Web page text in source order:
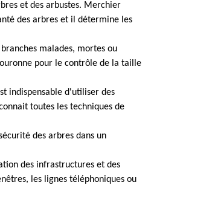
et des arbustes. Merchier
des arbres et il détermine les
malades, mortes ou
pour le contrôle de la taille
indispensable d'utiliser des
toutes les techniques de
des arbres dans un
des infrastructures et des
les lignes téléphoniques ou